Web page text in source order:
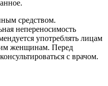
средством.
непереносимость
употреблять лицам
женщинам. Перед
с врачом.